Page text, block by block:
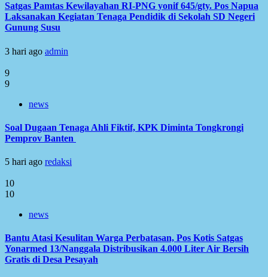
Satgas Pamtas Kewilayahan RI-PNG yonif 645/gty. Pos Napua
Laksanakan Kegiatan Tenaga Pendidik di Sekolah SD Negeri
Gunung Susu
3 hari ago admin
9
9
news
Soal Dugaan Tenaga Ahli Fiktif, KPK Diminta Tongkrongi
Pemprov Banten
5 hari ago redaksi
10
10
news
Bantu Atasi Kesulitan Warga Perbatasan, Pos Kotis Satgas
Yonarmed 13/Nanggala Distribusikan 4.000 Liter Air Bersih
Gratis di Desa Pesayah